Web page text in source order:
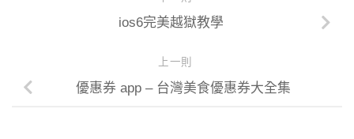
ios6完美越獄教學
上一則
優惠券 app – 台灣美食優惠券大全集